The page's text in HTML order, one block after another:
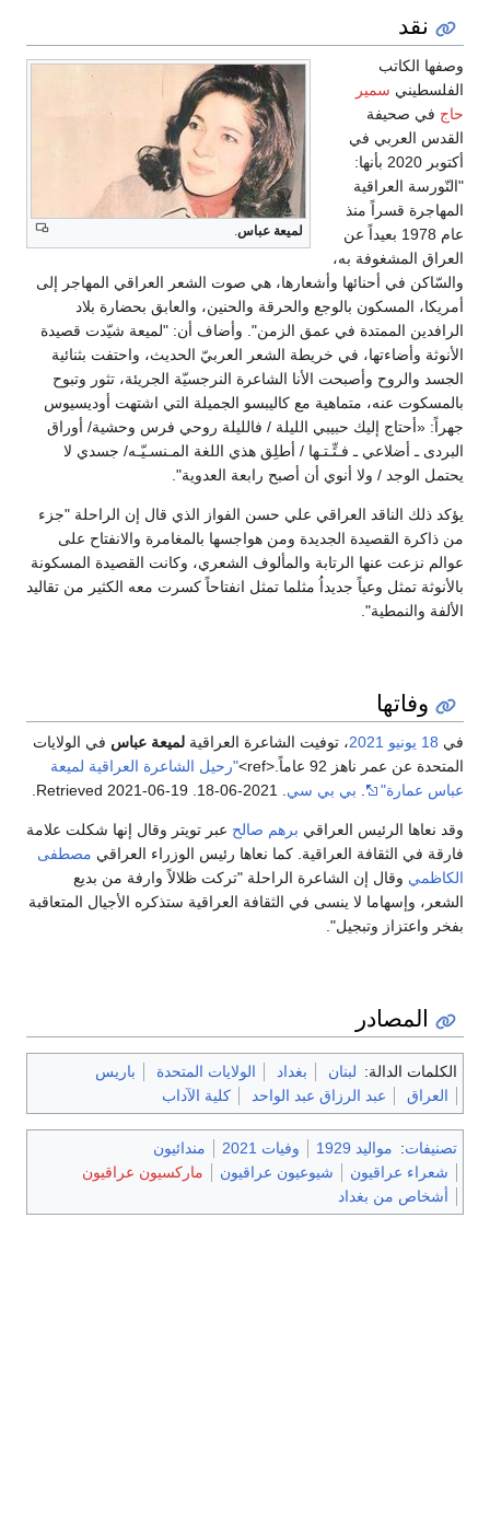
نقد
لميعة عباس.
وصفها الكاتب
الفلسطيني سمير
حاج في صحيفة
القدس العربي في
أكتوبر 2020 بأنها:
"النّورسة العراقية
المهاجرة قسراً منذ
عام 1978 بعيداً عن
العراق المشغوفة به،
والسّاكن في أحنائها وأشعارها، هي صوت الشعر العراقي المهاجر إلى
أمريكا، المسكون بالوجع والحرقة والحنين، والعابق بحضارة بلاد
الرافدين الممتدة في عمق الزمن". وأضاف أن: "لميعة شيّدت قصيدة
الأنوثة وأضاءتها، في خريطة الشعر العربيّ الحديث، واحتفت بثنائية
الجسد والروح وأصبحت الأنا الشاعرة النرجسيّة الجريئة، تثور وتبوح
بالمسكوت عنه، متماهية مع كاليبسو الجميلة التي اشتهت أوديسيوس
جهراً: «أحتاج إليك حبيبي الليلة / فالليلة روحي فرس وحشية/ أوراق
البردى ـ أضلاعي ـ فـتِّـتـها / أطلِق هذي اللغة المـنسـيّـه/ جسدي لا
يحتمل الوجد / ولا أنوي أن أصبح رابعة العدوية".
يؤكد ذلك الناقد العراقي علي حسن الفواز الذي قال إن الراحلة "جزء
من ذاكرة القصيدة الجديدة ومن هواجسها بالمغامرة والانفتاح على
عوالم نزعت عنها الرتابة والمألوف الشعري، وكانت القصيدة المسكونة
بالأنوثة تمثل وعياً جديداُ مثلما تمثل انفتاحاً كسرت معه الكثير من تقاليد
الألفة والنمطية".
وفاتها
في 18 يونيو 2021، توفيت الشاعرة العراقية لميعة عباس في الولايات
المتحدة عن عمر ناهز 92 عاماً.<ref>
"رحيل الشاعرة العراقية لميعة
عباس عمارة"
بي بي سي 2021-06-19
وقد نعاها الرئيس العراقي برهم صالح عبر تويتر وقال إنها شكلت علامة
فارقة في الثقافة العراقية. كما نعاها رئيس الوزراء العراقي مصطفى
الكاظمي وقال إن الشاعرة الراحلة "تركت ظلالاً وارفة من بديع
الشعر، وإسهاما لا ينسى في الثقافة العراقية ستذكره الأجيال المتعاقبة
بفخر واعتزاز وتبجيل".
المصادر
الكلمات الدالة: لبنان بغداد الولايات المتحدة
باريس
العراق
عبد الرزاق عبد الواحد كلية الآداب
تصنيفات: مواليد 1929 وفيات 2021
مندائيون
شعراء عراقيون
شيوعيون عراقيون
ماركسيون عراقيون
أشخاص من بغداد